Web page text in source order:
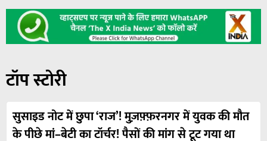
टॉप स्टोरी
सुसाइड नोट में छुपा ‘राज’! मुज़फ़्फ़रनगर में युवक की मौत
के पीछे मां–बेटी का टॉर्चर! पैसों की मांग से टूट गया था